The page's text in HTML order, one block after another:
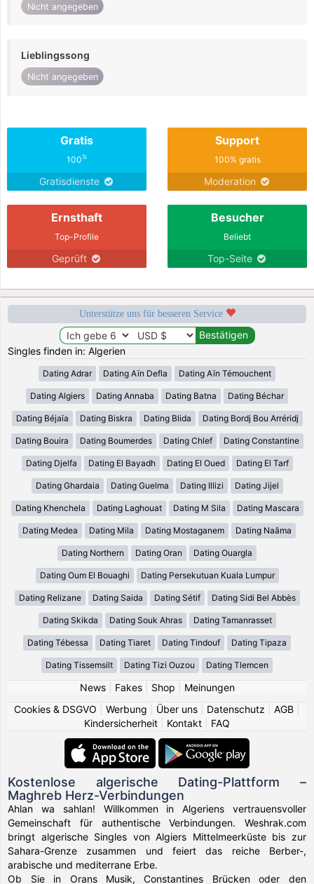
Nicht angegeben
Lieblingssong
Nicht angegeben
Gratis
100%
Gratisdienste
Support
100% gratis
Moderation
Ernsthaft
Top-Profile
Geprüft
Besucher
Beliebt
Top-Seite
Unterstütze uns für besseren Service
Singles finden in: Algerien
Dating Adrar Dating Aïn Defla Dating Aïn Témouchent
Dating Algiers Dating Annaba Dating Batna Dating Béchar
Dating Béjaïa Dating Biskra Dating Blida Dating Bordj Bou Arréridj
Dating Bouira Dating Boumerdes Dating Chlef Dating Constantine
Dating Djelfa Dating El Bayadh Dating El Oued Dating El Tarf
Dating Ghardaia Dating Guelma Dating Illizi Dating Jijel
Dating Khenchela Dating Laghouat Dating M Sila Dating Mascara
Dating Medea Dating Mila Dating Mostaganem Dating Naâma
Dating Northern Dating Oran Dating Ouargla
Dating Oum El Bouaghi Dating Persekutuan Kuala Lumpur
Dating Relizane Dating Saida Dating Sétif Dating Sidi Bel Abbès
Dating Skikda Dating Souk Ahras Dating Tamanrasset
Dating Tébessa Dating Tiaret Dating Tindouf Dating Tipaza
Dating Tissemsilt Dating Tizi Ouzou Dating Tlemcen
News| Fakes| Shop
Meinungen
Cookies & DSGVO
Werbung Über uns Datenschutz AGB
Kindersicherheit
Kontakt FAQ
Kostenlose algerische Dating-Plattform –
Maghreb Herz-Verbindungen
Ahlan wa sahlan! Willkommen in Algeriens vertrauensvoller
Gemeinschaft für authentische Verbindungen. Weshrak.com
bringt algerische Singles von Algiers Mittelmeerküste bis zur
Sahara-Grenze zusammen und feiert das reiche Berber-,
arabische und mediterrane Erbe.
Ob Sie in Orans Musik, Constantines Brücken oder den